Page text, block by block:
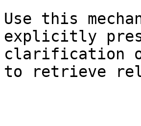
Use this
explicitly
clarification